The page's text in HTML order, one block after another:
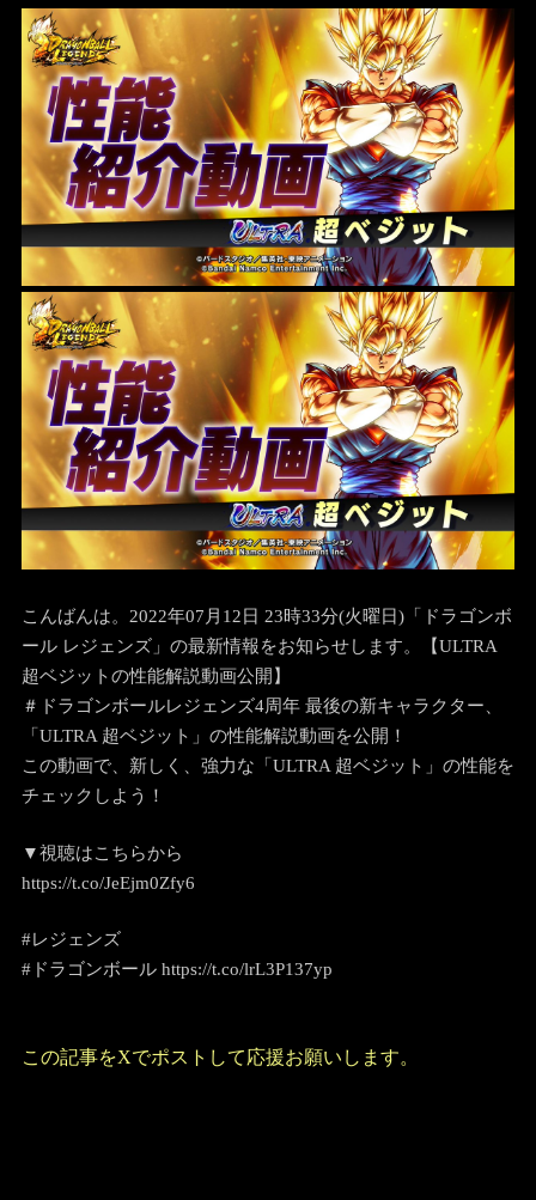
こんばんは。2022年07月12日 23時33分(火曜日)「ドラゴンボ
ール レジェンズ」の最新情報をお知らせします。
【ULTRA
超ベジットの性能解説動画公開】
＃ドラゴンボールレジェンズ4周年 最後の新キャラクター、
「ULTRA 超ベジット」の性能解説動画を公開！
この動画で、新しく、強力な「ULTRA 超ベジット」の性能を
チェックしよう！
▼視聴はこちらから
https://t.co/JeEjm0Zfy6
#レジェンズ
#ドラゴンボール https://t.co/lrL3P137yp
この記事をXでポストして応援お願いします。